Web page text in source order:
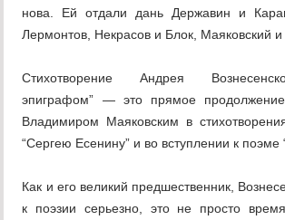
нова. Ей отдали дань Державин и
Лермонтов, Некрасов и Блок, Маяковский и
Стихотворение Андрея
эпиграфом” — это прямое
Владимиром Маяковским в
“Сергею Есенину” и во вступлении к поэме
Как и его великий предшественник,
к поэзии серьезно, это не просто